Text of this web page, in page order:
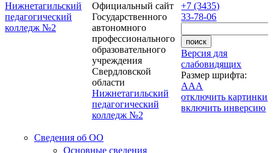
Нижнетагильский
педагогический
колледж №2
+7 (3435)
33-78-06
Версия для
слабовидящих
Размер шрифта:
AAA
отключить картинки
включить инверсию
Официальный сайт
Государственного
автономного
профессионального
образовательного
учреждения
Свердловской
области
Нижнетагильский
педагогический
колледж №2
Сведения об ОО
Основные сведения